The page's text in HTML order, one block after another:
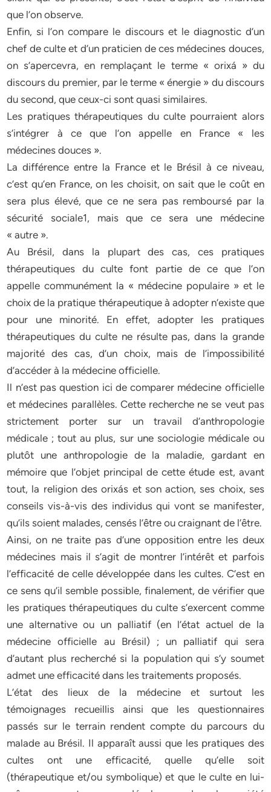
que l’on observe.
Enfin, si l’on compare le discours et le diagnostic d’un
chef de culte et d’un praticien de ces médecines douces,
on s’apercevra, en remplaçant le terme « orixá » du
discours du premier, par le terme « énergie » du discours
du second, que ceux-ci sont quasi similaires.
Les pratiques thérapeutiques du culte pourraient alors
s’intégrer à ce que l’on appelle en France « les
médecines douces ».
La différence entre la France et le Brésil à ce niveau,
c’est qu’en France, on les choisit, on sait que le coût en
sera plus élevé, que ce ne sera pas remboursé par la
sécurité sociale1, mais que ce sera une médecine
« autre ».
Au Brésil, dans la plupart des cas, ces pratiques
thérapeutiques du culte font partie de ce que l’on
appelle communément la « médecine populaire » et le
choix de la pratique thérapeutique à adopter n’existe que
pour une minorité. En effet, adopter les pratiques
thérapeutiques du culte ne résulte pas, dans la grande
majorité des cas, d’un choix, mais de l’impossibilité
d’accéder à la médecine officielle.
Il n’est pas question ici de comparer médecine officielle
et médecines parallèles. Cette recherche ne se veut pas
strictement porter sur un travail d’anthropologie
médicale ; tout au plus, sur une sociologie médicale ou
plutôt une anthropologie de la maladie, gardant en
mémoire que l’objet principal de cette étude est, avant
tout, la religion des orixás et son action, ses choix, ses
conseils vis-à-vis des individus qui vont se manifester,
qu’ils soient malades, censés l’être ou craignant de l’être.
Ainsi, on ne traite pas d’une opposition entre les deux
médecines mais il s’agit de montrer l’intérêt et parfois
l’efficacité de celle développée dans les cultes. C’est en
ce sens qu’il semble possible, finalement, de vérifier que
les pratiques thérapeutiques du culte s’exercent comme
une alternative ou un palliatif (en l’état actuel de la
médecine officielle au Brésil) ; un palliatif qui sera
d’autant plus recherché si la population qui s’y soumet
admet une efficacité dans les traitements proposés.
L’état des lieux de la médecine et surtout les
témoignages recueillis ainsi que les questionnaires
passés sur le terrain rendent compte du parcours du
malade au Brésil. Il apparaît aussi que les pratiques des
cultes ont une efficacité, quelle qu’elle soit
(thérapeutique et/ou symbolique) et que le culte en lui-